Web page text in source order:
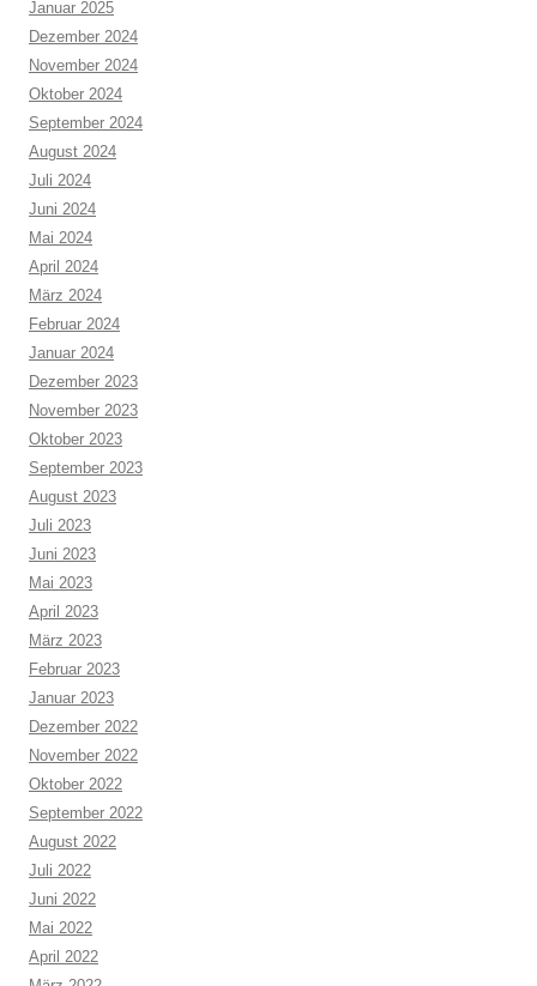
Januar 2025
Dezember 2024
November 2024
Oktober 2024
September 2024
August 2024
Juli 2024
Juni 2024
Mai 2024
April 2024
März 2024
Februar 2024
Januar 2024
Dezember 2023
November 2023
Oktober 2023
September 2023
August 2023
Juli 2023
Juni 2023
Mai 2023
April 2023
März 2023
Februar 2023
Januar 2023
Dezember 2022
November 2022
Oktober 2022
September 2022
August 2022
Juli 2022
Juni 2022
Mai 2022
April 2022